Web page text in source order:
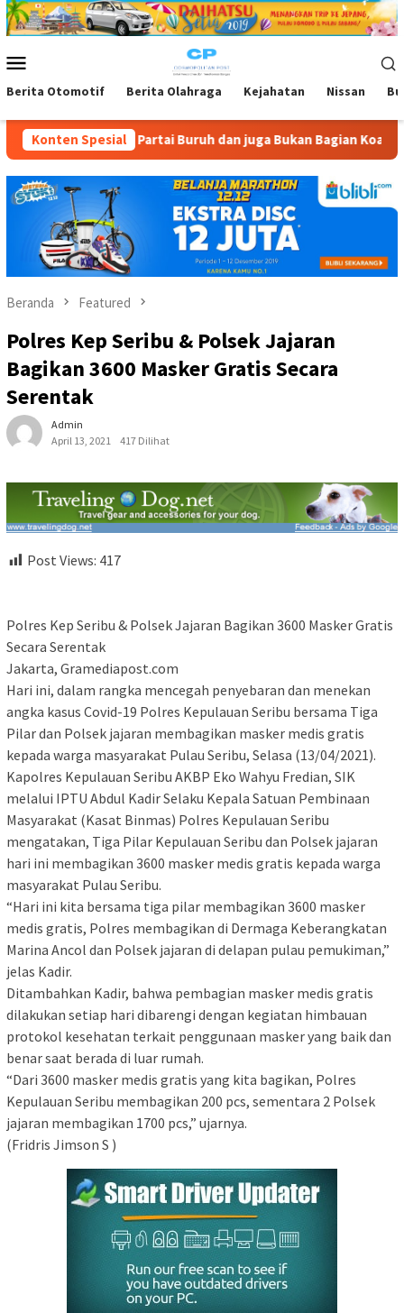
Loncat
ke
Mobile
Berita Otomotif Berita Olahraga Kejahatan Nissan
Konten Spesial
Buruh dan juga Bukan Bagian Koalisi Serikat lainya
Beranda Featured
Polres Kep Seribu & Polsek Jajaran
Bagikan 3600 Masker Gratis Secara
Serentak
Admin
April 13, 2021
417 Dilihat
Post Views: 417
Polres Kep Seribu & Polsek Jajaran Bagikan 3600 Masker Gratis
Secara Serentak
Jakarta, Gramediapost.com
Hari ini, dalam rangka mencegah penyebaran dan menekan
angka kasus Covid-19 Polres Kepulauan Seribu bersama Tiga
Pilar dan Polsek jajaran membagikan masker medis gratis
kepada warga masyarakat Pulau Seribu, Selasa (13/04/2021).
Kapolres Kepulauan Seribu AKBP Eko Wahyu Fredian, SIK
melalui IPTU Abdul Kadir Selaku Kepala Satuan Pembinaan
Masyarakat (Kasat Binmas) Polres Kepulauan Seribu
mengatakan, Tiga Pilar Kepulauan Seribu dan Polsek jajaran
hari ini membagikan 3600 masker medis gratis kepada warga
masyarakat Pulau Seribu.
“Hari ini kita bersama tiga pilar membagikan 3600 masker
medis gratis, Polres membagikan di Dermaga Keberangkatan
Marina Ancol dan Polsek jajaran di delapan pulau pemukiman,”
jelas Kadir.
Ditambahkan Kadir, bahwa pembagian masker medis gratis
dilakukan setiap hari dibarengi dengan kegiatan himbauan
protokol kesehatan terkait penggunaan masker yang baik dan
benar saat berada di luar rumah.
“Dari 3600 masker medis gratis yang kita bagikan, Polres
Kepulauan Seribu membagikan 200 pcs, sementara 2 Polsek
jajaran membagikan 1700 pcs,” ujarnya.
(Fridris Jimson S )